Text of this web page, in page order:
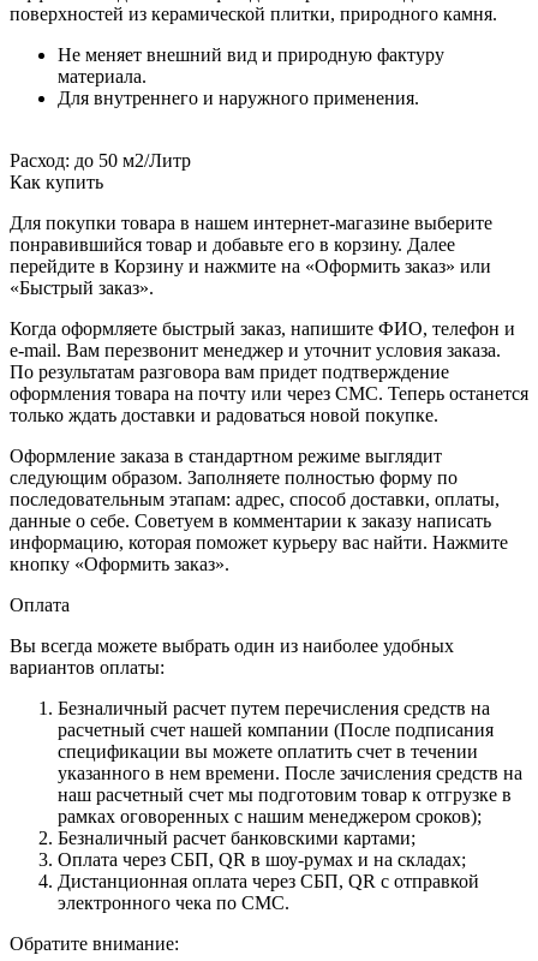
поверхностей из керамической плитки, природного камня.
Не меняет внешний вид и природную фактуру
материала.
Для внутреннего и наружного применения.
Расход: до 50 м2/Литр
Как купить
Для покупки товара в нашем интернет-магазине выберите
понравившийся товар и добавьте его в корзину. Далее
перейдите в Корзину и нажмите на «Оформить заказ» или
«Быстрый заказ».
Когда оформляете быстрый заказ, напишите ФИО, телефон и
e-mail. Вам перезвонит менеджер и уточнит условия заказа.
По результатам разговора вам придет подтверждение
оформления товара на почту или через СМС. Теперь останется
только ждать доставки и радоваться новой покупке.
Оформление заказа в стандартном режиме выглядит
следующим образом. Заполняете полностью форму по
последовательным этапам: адрес, способ доставки, оплаты,
данные о себе. Советуем в комментарии к заказу написать
информацию, которая поможет курьеру вас найти. Нажмите
кнопку «Оформить заказ».
Оплата
Вы всегда можете выбрать один из наиболее удобных
вариантов оплаты:
Безналичный расчет путем перечисления средств на
расчетный счет нашей компании (После подписания
спецификации вы можете оплатить счет в течении
указанного в нем времени. После зачисления средств на
наш расчетный счет мы подготовим товар к отгрузке в
рамках оговоренных с нашим менеджером сроков);
Безналичный расчет банковскими картами;
Оплата через СБП, QR в шоу-румах и на складах;
Дистанционная оплата через СБП, QR с отправкой
электронного чека по СМС.
Обратите внимание: